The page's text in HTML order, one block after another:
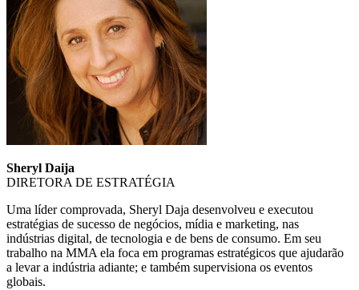
Sheryl Daija
DIRETORA DE ESTRATÉGIA
Uma líder comprovada, Sheryl Daja desenvolveu e executou
estratégias de sucesso de negócios, mídia e marketing, nas
indústrias digital, de tecnologia e de bens de consumo. Em seu
trabalho na MMA ela foca em programas estratégicos que ajudarão
a levar a indústria adiante; e também supervisiona os eventos
globais.